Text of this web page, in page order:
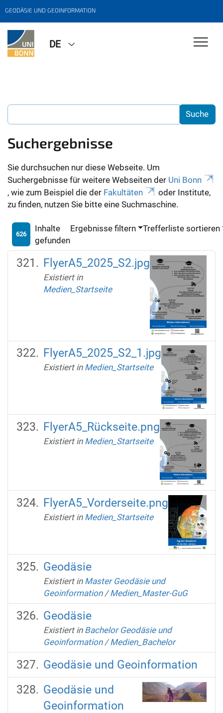
GEODÄSIE UND GEOINFORMATION
DE
Suchergebnisse
Sie durchsuchen nur diese Webseite. Um
Suchergebnisse für weitere Webseiten der Uni Bonn
, wie zum Beispiel die der Fakultäten
oder Institute,
zu finden, nutzen Sie bitte eine Suchmaschine.
626
Inhalte
gefunden
Ergebnisse filtern Trefferliste sortieren
FlyerA5_2025_S2.jpg
Existiert in
Medien_Startseite
FlyerA5_2025_S2_1.jpg
Existiert in Medien_Startseite
FlyerA5_Rückseite.png
Existiert in Medien_Startseite
FlyerA5_Vorderseite.png
Existiert in Medien_Startseite
Geodäsie
Existiert in Master Geodäsie und
Geoinformation /Medien_Master-GuG
Geodäsie
Existiert in Bachelor Geodäsie und
Geoinformation /Medien_Bachelor
Geodäsie und Geoinformation
Geodäsie und
Geoinformation